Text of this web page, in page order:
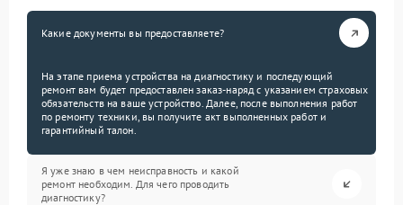
Какие документы вы предоставляете?
На этапе приема устройства на диагностику и последующий
ремонт вам будет предоставлен заказ-наряд с указанием страховых
обязательств на ваше устройство. Далее, после выполнения работ
по ремонту техники, вы получите акт выполненных работ и
гарантийный талон.
Я уже знаю в чем неисправность и какой
ремонт необходим. Для чего проводить
диагностику?